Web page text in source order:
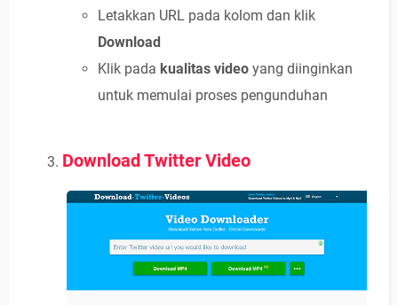
Letakkan URL pada kolom dan klik
Download
Klik pada kualitas video yang diinginkan
untuk memulai proses pengunduhan
Download Twitter Video